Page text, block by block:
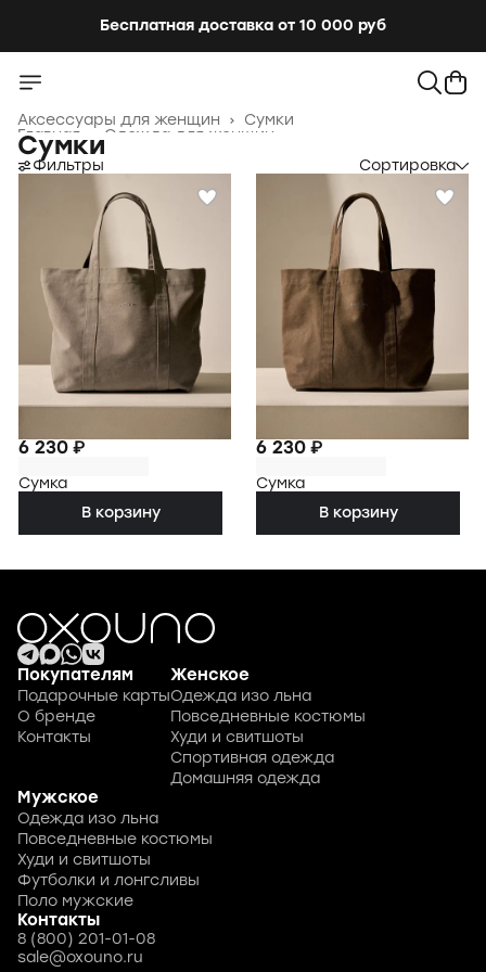
Бесплатная доставка от 10 000 руб
Сумки
Аксессуары для женщин ›
Одежда для женщин
Главная
Сумки
Фильтры Сортировка
6 230 ₽
Сумка
В корзину
6 230 ₽
Сумка
В корзину
Покупателям
Подарочные карты
О бренде
Контакты
Женское
Одежда изо льна
Повседневные костюмы
Худи и свитшоты
Спортивная одежда
Домашняя одежда
Мужское
Одежда изо льна
Повседневные костюмы
Худи и свитшоты
Футболки и лонгсливы
Поло мужские
Контакты
8 (800) 201-01-08
sale@oxouno.ru